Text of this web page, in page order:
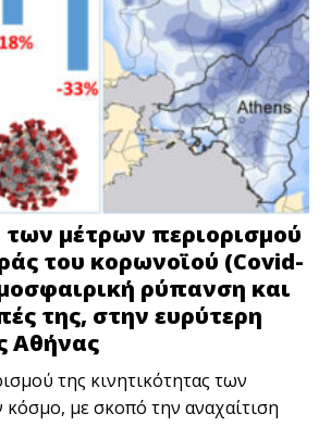
μέτρων περιορισμού
του κορωνοϊού (Covid-
ρύπανση και
της, στην ευρύτερη
Αθήνας
της κινητικότητας των
κόσμο, με σκοπό την αναχαίτιση